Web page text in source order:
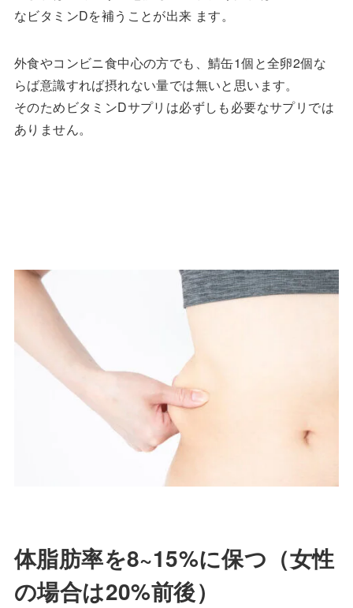
なビタミンDを補うことが出来 ます。
外食やコンビニ食中心の方でも、鯖缶1個と全卵2個な
らば意識すれば摂れない量では無いと思います。
そのためビタミンDサプリは必ずしも必要なサプリでは
ありません。
体脂肪率を8~15%に保つ（女性
の場合は20%前後）